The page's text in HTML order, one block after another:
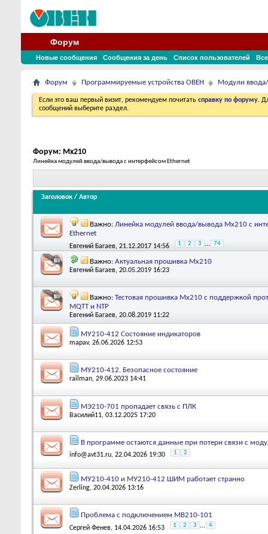
Форум
Новые сообщения Сообщения за день Список пользователей
Форум Программируемые устройства ОВЕН Модули
Если это ваш первый визит, рекомендуем почитать справку по форуму.
сообщений выберите раздел.
Форум: Мх210
Линейка модулей ввода/вывода с интерфейсом Ethernet
Заголовок / Автор
Важно: Линейка модулей ввода/вывода Мх210 с
Ethernet
Евгений Багаев, 21.12.2017 14:56 1 2 3 ... 74
Важно: Актуальная прошивка Мх210
Евгений Багаев, 20.05.2019 16:23
Важно: Тестовая прошивка Мх210 с поддержкой
MQTT и NTP
Евгений Багаев, 20.08.2019 11:22
МУ210-412 Состояние индикаторов
mapav, 26.06.2026 12:53
МУ210-412. Безопасное состояние
railman, 29.06.2023 14:41
МЭ210-701 пропадает связь с ПЛК
Василий11, 03.12.2025 17:20
В программе остаются данные при потери связи с
info@avt31.ru, 22.04.2026 19:30 1 2
МУ210-410 и МУ210-412 ШИМ работает странно
Zerling, 20.04.2026 13:16
Проблема с подключением МВ210-101
Сергей Фенев, 14.04.2026 16:53 1 2 3 ... 4